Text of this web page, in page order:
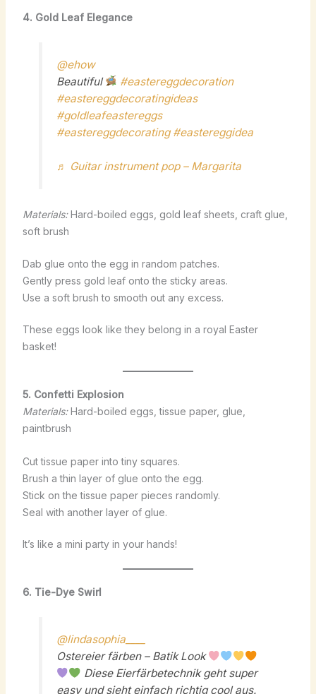
4. Gold Leaf Elegance
@ehow
Beautiful
#eastereggdecoration
#eastereggdecoratingideas
#goldleafeastereggs
#eastereggdecorating #eastereggidea
♬ Guitar instrument pop – Margarita
Materials:Hard-boiled eggs, gold leaf sheets, craft glue,
soft brush
Dab glue onto the egg in random patches.
Gently press gold leaf onto the sticky areas.
Use a soft brush to smooth out any excess.
These eggs look like they belong in a royal Easter
basket!
5. Confetti Explosion
Materials:Hard-boiled eggs, tissue paper, glue,
paintbrush
Cut tissue paper into tiny squares.
Brush a thin layer of glue onto the egg.
Stick on the tissue paper pieces randomly.
Seal with another layer of glue.
It’s like a mini party in your hands!
6. Tie-Dye Swirl
@lindasophia____
Ostereier färben – Batik Look
Diese Eierfärbetechnik geht super
easy und sieht einfach richtig cool aus.